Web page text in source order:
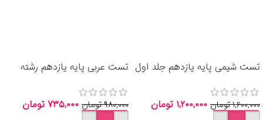
تست شیمی پایه یازدهم جلد اول
۱,۶۰۰,۰۰۰تومان ۱,۲۰۰,۰۰۰ تومان
تست عربی پایه یازدهم رشته
۹۸۰,۰۰۰تومان ۷۳۵,۰۰۰ تومان